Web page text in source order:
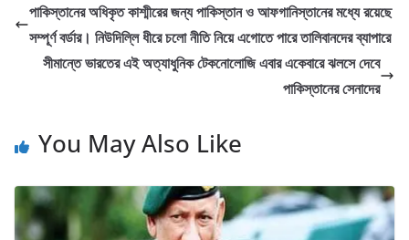
পাকিস্তানের অধিকৃত কাশ্মীরের জন্য পাকিস্তান ও আফগানিস্তানের মধ্যে রয়েছে
সম্পূর্ণ বর্ডার। নিউদিল্লি ধীরে চলো নীতি নিয়ে এগোতে পারে তালিবানদের ব্যাপারে
সীমান্তে ভারতের এই অত্যাধুনিক টেকনোলোজি এবার একেবারে ঝলসে দেবে
পাকিস্তানের সেনাদের
You May Also Like